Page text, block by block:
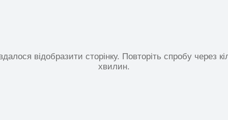
відобразити сторінку. Повторіть спробу через
хвилин.